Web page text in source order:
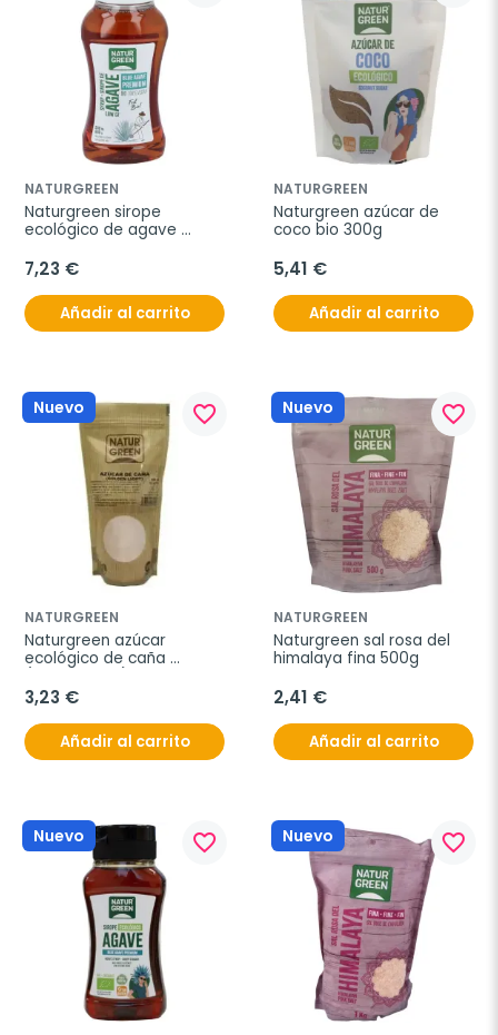
NATURGREEN
Naturgreen sirope
ecológico de agave
7,23 €
Añadir al carrito
NATURGREEN
Naturgreen azúcar de
coco bio 300g
5,41 €
Añadir al carrito
Nuevo favorite_border
NATURGREEN
Naturgreen azúcar
ecológico de caña
3,23 €
Añadir al carrito
Nuevo favorite_border
NATURGREEN
Naturgreen sal rosa del
himalaya fina 500g
2,41 €
Añadir al carrito
Nuevo favorite_border Nuevo favorite_border